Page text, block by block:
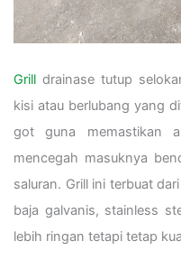
Grill drainase tutup
kisi atau berlubang yang
got guna memastikan
mencegah masuknya
saluran. Grill ini terbuat
baja galvanis, stainless
lebih ringan tetapi tetap